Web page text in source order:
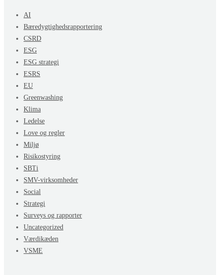
AI
Bæredygtighedsrapportering
CSRD
ESG
ESG strategi
ESRS
EU
Greenwashing
Klima
Ledelse
Love og regler
Miljø
Risikostyring
SBTi
SMV-virksomheder
Social
Strategi
Surveys og rapporter
Uncategorized
Værdikæden
VSME